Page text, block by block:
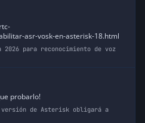
asr-vosk-en-asterisk-18.html
para reconocimiento de voz
probarlo!
de Asterisk obligará a